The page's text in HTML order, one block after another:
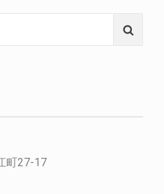
町27-17